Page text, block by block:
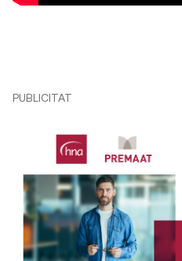
PUBLICITAT